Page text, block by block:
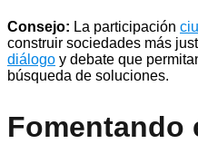
Consejo: La participación
construir sociedades más
diálogo y debate que
búsqueda de soluciones.
Fomentando